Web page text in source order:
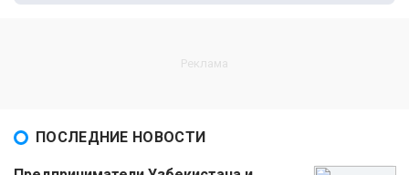
ПОСЛЕДНИЕ НОВОСТИ